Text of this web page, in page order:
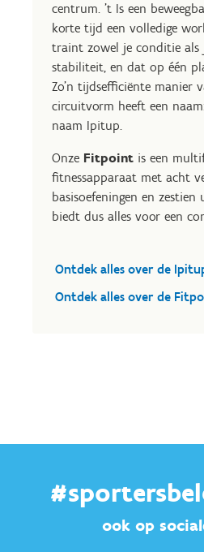
centrum. 't Is een
korte tijd een volledige
traint zowel je conditie als
stabiliteit, en dat op één
Zo'n tijdsefficiënte manier
circuitvorm heeft een
naam Ipitup.
Onze Fitpoint is een
fitnessapparaat met acht
basisoefeningen en zestien
biedt dus alles voor een
Ontdek alles over de
Ontdek alles over de
ook op